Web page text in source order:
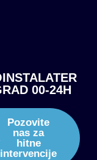
00-24H
Pozovite
nas za
hitne
intervencije